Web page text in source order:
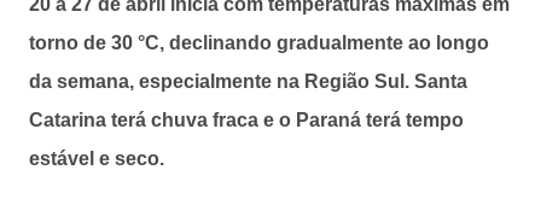
torno de 30 °C, declinando gradualmente ao longo
da semana, especialmente na Região Sul. Santa
Catarina terá chuva fraca e o Paraná terá tempo
estável e seco.